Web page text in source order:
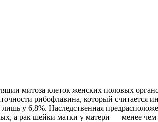
митоза клеток женских половых
рибофлавина, который считается
у 6,8%. Наследственная
а рак шейки матки у матери — менее